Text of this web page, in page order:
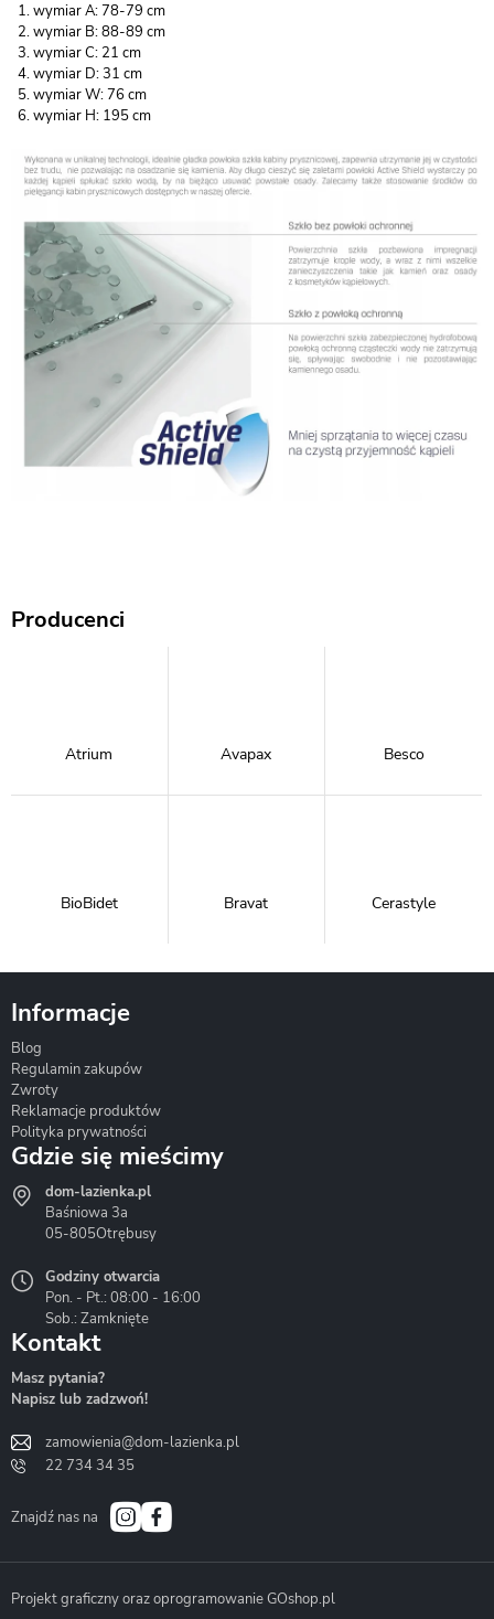
wymiar A: 78-79 cm
wymiar B: 88-89 cm
wymiar C: 21 cm
wymiar D: 31 cm
wymiar W: 76 cm
wymiar H: 195 cm
Producenci
Atrium Avapax Besco
BioBidet Bravat Cerastyle
Hydrostop
Liveno
Bath&Spa
Informacje
Blog
Regulamin zakupów
Zwroty
Reklamacje produktów
Polityka prywatności
Gdzie się mieścimy
dom-lazienka.pl
Baśniowa 3a
05-805Otrębusy
Godziny otwarcia
Pon. - Pt.: 08:00 - 16:00
Sob.: Zamknięte
Kontakt
Masz pytania?
Napisz lub zadzwoń!
zamowienia@dom-lazienka.pl
22 734 34 35
Znajdź nas na
Projekt graficzny oraz oprogramowanie GOshop.pl